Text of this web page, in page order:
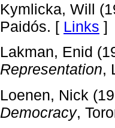
Kymlicka, Will
Paidós. [ Links ]
Lakman, Enid
Representation,
Loenen, Nick
Democracy,